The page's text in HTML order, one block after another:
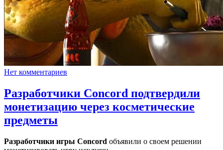
Нет комментариев
Разработчики Concord подтвердили
монетизацию через косметические
предметы
Разработчики игры Concord объявили о своем решении